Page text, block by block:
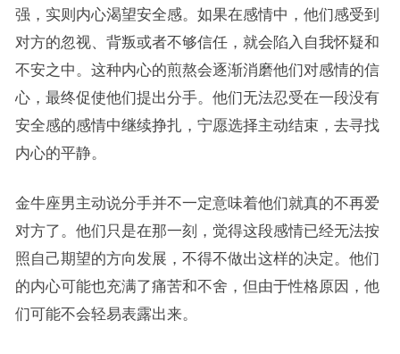
强，实则内心渴望安全感。如果在感情中，他们感受到
对方的忽视、背叛或者不够信任，就会陷入自我怀疑和
不安之中。这种内心的煎熬会逐渐消磨他们对感情的信
心，最终促使他们提出分手。他们无法忍受在一段没有
安全感的感情中继续挣扎，宁愿选择主动结束，去寻找
内心的平静。
金牛座男主动说分手并不一定意味着他们就真的不再爱
对方了。他们只是在那一刻，觉得这段感情已经无法按
照自己期望的方向发展，不得不做出这样的决定。他们
的内心可能也充满了痛苦和不舍，但由于性格原因，他
们可能不会轻易表露出来。